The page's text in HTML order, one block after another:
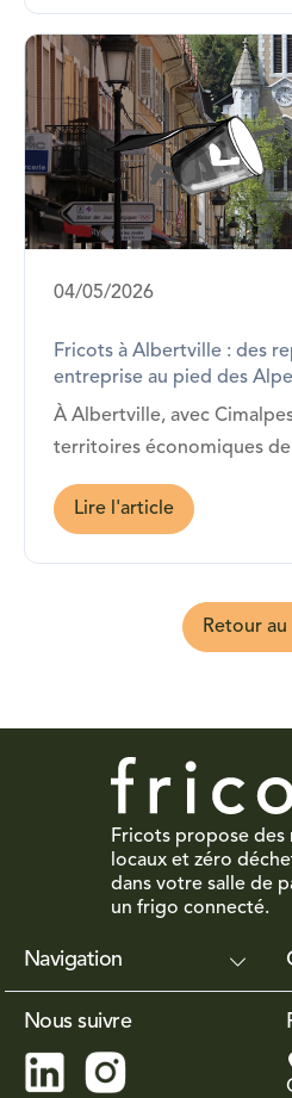
04/05/2026
Fricots à Albertville : des
entreprise au pied des
À Albertville, avec
territoires économiques de
Chambéry, Annecy et les
Fricots est présent !
Lire l'article
Retour
Fricots propose des
locaux et zéro
dans votre salle de
un frigo connecté.
Navigation
Nous suivre